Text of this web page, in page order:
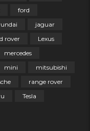
ford
jaguar
rover
Lexus
mercedes
mini
mitsubishi
range rover
Tesla